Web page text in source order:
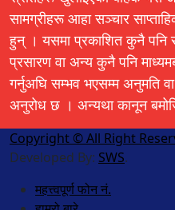
सामग्रीहरू आहा सञ्चार
हुन् । यसमा प्रकाशित कुनै पनि
प्रसारण वा अन्य कुनै पनि
गर्नुअघि सम्भव भएसम्म अनुमति
अनुरोध छ । अन्यथा कानून
Copyright © All Right
Developed By: SWS.
महत्त्वपूर्ण फोन नं.